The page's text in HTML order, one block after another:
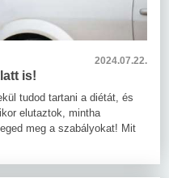
2024.07.22.
is!
tudod tartani a diétát, és
elutaztok, mintha
meg a szabályokat! Mit